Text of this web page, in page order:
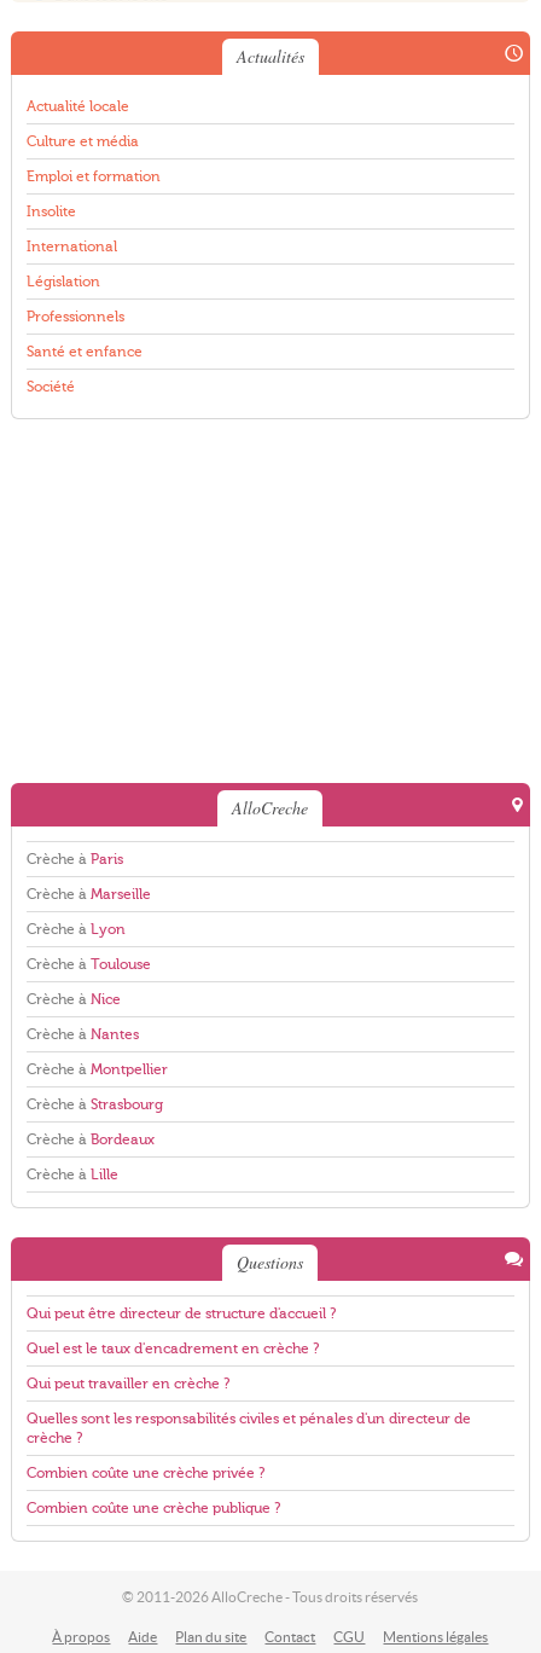
Actualités
Actualité locale
Culture et média
Emploi et formation
Insolite
International
Législation
Professionnels
Santé et enfance
Société
AlloCreche
Crèche à Paris
Crèche à Marseille
Crèche à Lyon
Crèche à Toulouse
Crèche à Nice
Crèche à Nantes
Crèche à Montpellier
Crèche à Strasbourg
Crèche à Bordeaux
Crèche à Lille
Questions
Qui peut être directeur de structure d'accueil ?
Quel est le taux d'encadrement en crèche ?
Qui peut travailler en crèche ?
Quelles sont les responsabilités civiles et pénales d'un directeur de
crèche ?
Combien coûte une crèche privée ?
Combien coûte une crèche publique ?
© 2011-2026 AlloCreche - Tous droits réservés
À propos Aide Plan du site Contact CGU Mentions légales